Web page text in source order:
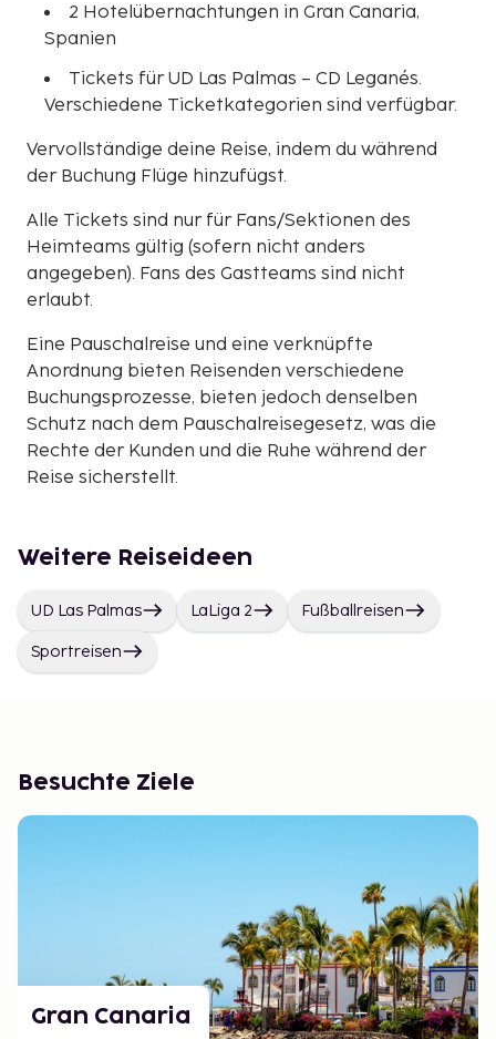
2 Hotelübernachtungen in Gran Canaria,
Spanien
Tickets für UD Las Palmas – CD Leganés.
Verschiedene Ticketkategorien sind verfügbar.
Vervollständige deine Reise, indem du während
der Buchung Flüge hinzufügst.
Alle Tickets sind nur für Fans/Sektionen des
Heimteams gültig (sofern nicht anders
angegeben). Fans des Gastteams sind nicht
erlaubt.
Eine Pauschalreise und eine verknüpfte
Anordnung bieten Reisenden verschiedene
Buchungsprozesse, bieten jedoch denselben
Schutz nach dem Pauschalreisegesetz, was die
Rechte der Kunden und die Ruhe während der
Reise sicherstellt.
Weitere Reiseideen
UD Las Palmas LaLiga 2 Fußballreisen
Sportreisen
Besuchte Ziele
Gran Canaria